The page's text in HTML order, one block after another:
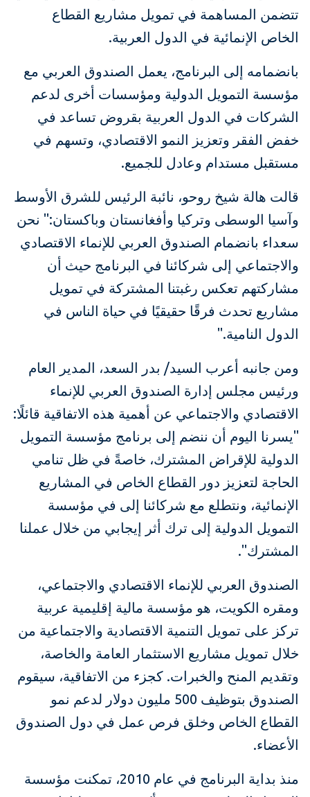
تتضمن المساهمة في تمويل مشاريع القطاع
الخاص الإنمائية في الدول العربية.
بانضمامه إلى البرنامج، يعمل الصندوق العربي مع
مؤسسة التمويل الدولية ومؤسسات أخرى لدعم
الشركات في الدول العربية بقروض تساعد في
خفض الفقر وتعزيز النمو الاقتصادي، وتسهم في
مستقبل مستدام وعادل للجميع.
قالت هالة شيخ روحو، نائبة الرئيس للشرق الأوسط
وآسيا الوسطى وتركيا وأفغانستان وباكستان:" نحن
سعداء بانضمام الصندوق العربي للإنماء الاقتصادي
والاجتماعي إلى شركائنا في البرنامج حيث أن
مشاركتهم تعكس رغبتنا المشتركة في تمويل
مشاريع تحدث فرقًا حقيقيًا في حياة الناس في
الدول النامية."
ومن جانبه أعرب السيد/ بدر السعد، المدير العام
ورئيس مجلس إدارة الصندوق العربي للإنماء
الاقتصادي والاجتماعي عن أهمية هذه الاتفاقية قائلًا:
"يسرنا اليوم أن ننضم إلى برنامج مؤسسة التمويل
الدولية للإقراض المشترك، خاصةً في ظل تنامي
الحاجة لتعزيز دور القطاع الخاص في المشاريع
الإنمائية، ونتطلع مع شركائنا إلى في مؤسسة
التمويل الدولية إلى ترك أثر إيجابي من خلال عملنا
المشترك".
الصندوق العربي للإنماء الاقتصادي والاجتماعي،
ومقره الكويت، هو مؤسسة مالية إقليمية عربية
تركز على تمويل التنمية الاقتصادية والاجتماعية من
خلال تمويل مشاريع الاستثمار العامة والخاصة،
وتقديم المنح والخبرات. كجزء من الاتفاقية، سيقوم
الصندوق بتوظيف 500 مليون دولار لدعم نمو
القطاع الخاص وخلق فرص عمل في دول الصندوق
الأعضاء.
منذ بداية البرنامج في عام 2010، تمكنت مؤسسة